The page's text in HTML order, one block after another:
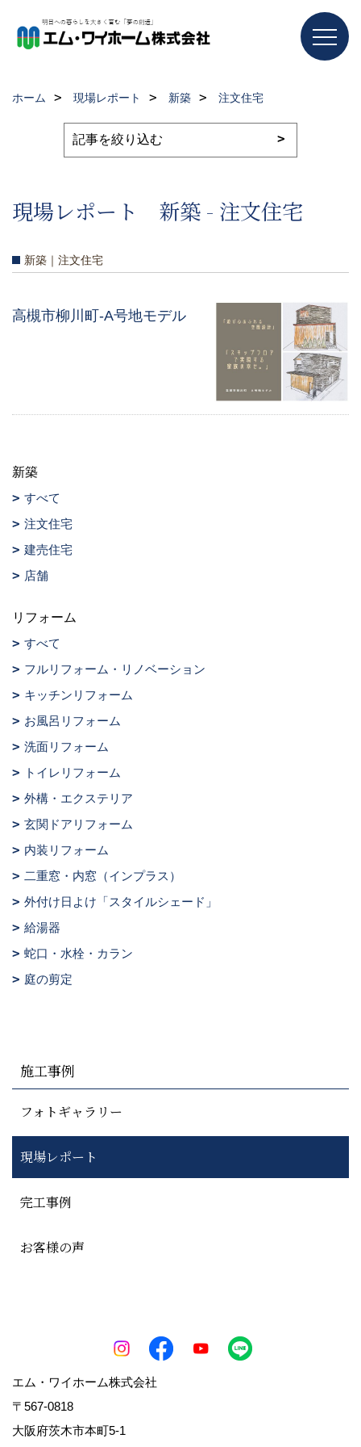
ホーム 現場レポート 新築 注文住宅
現場レポート 新築 - 注文住宅
新築｜注文住宅
高槻市柳川町-A号地モデル
新築
すべて
注文住宅
建売住宅
店舗
リフォーム
すべて
フルリフォーム・リノベーション
キッチンリフォーム
お風呂リフォーム
洗面リフォーム
トイレリフォーム
外構・エクステリア
玄関ドアリフォーム
内装リフォーム
二重窓・内窓（インプラス）
外付け日よけ「スタイルシェード」
給湯器
蛇口・水栓・カラン
庭の剪定
施工事例
フォトギャラリー
現場レポート
完工事例
お客様の声
エム・ワイホーム株式会社
〒567-0818
大阪府茨木市本町5-1